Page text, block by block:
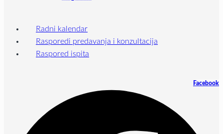
Radni kalendar
Rasporedi predavanja i konzultacija
Raspored ispita
Facebook